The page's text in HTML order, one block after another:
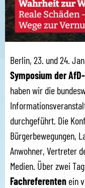
Berlin, 23. und 24.
Symposium der
haben wir die
durchgeführt. Die
Bürgerbewegungen,
Anwohner, Vertreter
Medien. Über zwei
Fachreferentenein